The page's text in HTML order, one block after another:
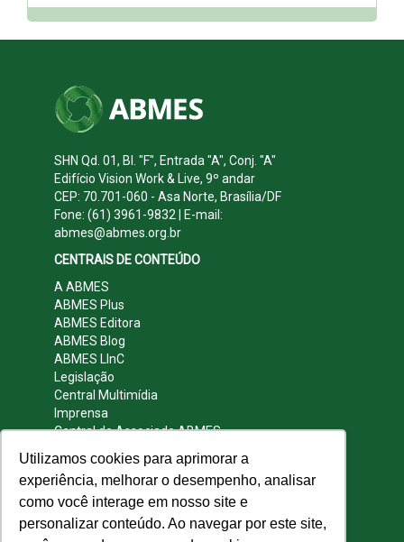
Utilizamos cookies para aprimorar a
experiência, melhorar o desempenho, analisar
como você interage em nosso site e
personalizar conteúdo. Ao navegar por este site,
SHN Qd. 01, Bl. "F", Entrada "A", Conj. "A"
Edifício Vision Work & Live, 9º andar
CEP: 70.701-060 - Asa Norte, Brasília/DF
Fone: (61) 3961-9832 | E-mail:
abmes@abmes.org.br
CENTRAIS DE CONTEÚDO
A ABMES
ABMES Plus
ABMES Editora
ABMES Blog
ABMES LInC
Legislação
Central Multimídia
Imprensa
Central do Associado ABMES
REDES SOCIAIS